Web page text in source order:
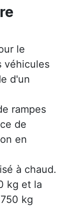
le
véhicules
d'un
rampes
de
en
à chaud.
kg et la
kg